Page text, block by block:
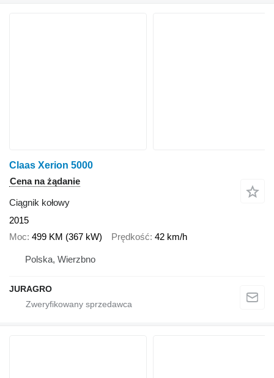
Claas Xerion 5000
Cena na żądanie
Ciągnik kołowy
2015
Moc 499 KM (367 kW) Prędkość 42 km/h
Polska, Wierzbno
JURAGRO